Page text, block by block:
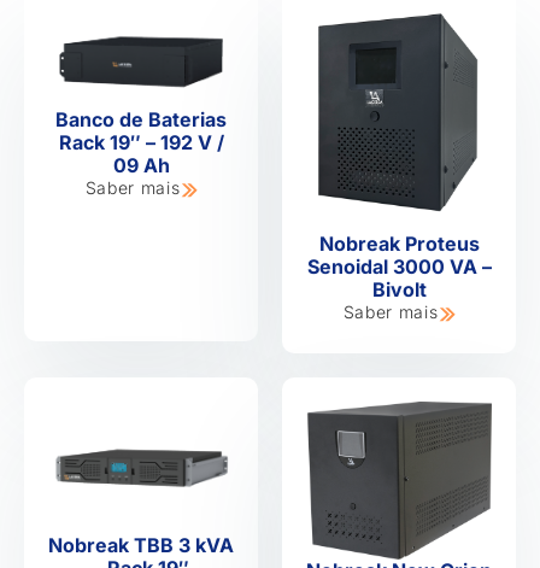
Banco de Baterias
Rack 19″ – 192 V /
09 Ah
Saber mais
Nobreak Proteus
Senoidal 3000 VA –
Bivolt
Saber mais
Nobreak TBB 3 kVA